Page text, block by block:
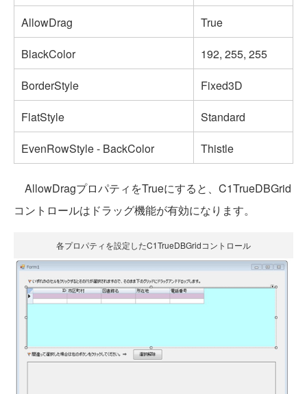
AllowDrag
True
BlackColor
192, 255, 255
BorderStyle
Fixed3D
FlatStyle
Standard
EvenRowStyle - BackColor
Thistle
AllowDragプロパティをTrueにすると、C1TrueDBGrid
コントロールはドラッグ機能が有効になります。
各プロパティを設定したC1TrueDBGridコントロール